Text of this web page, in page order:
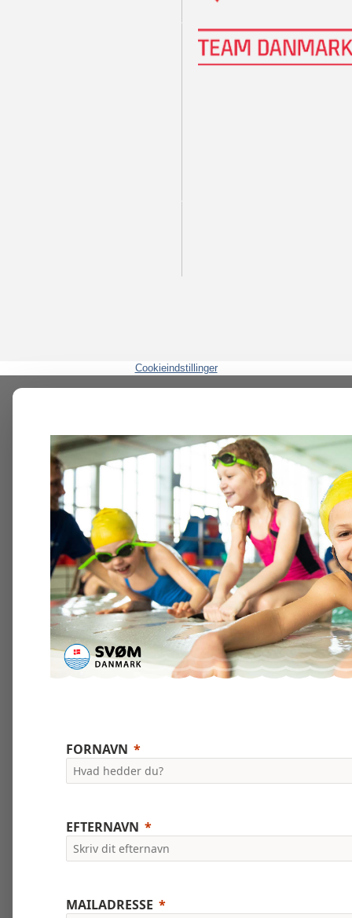
Cookieindstillinger
FORNAVN
EFTERNAVN
MAILADRESSE